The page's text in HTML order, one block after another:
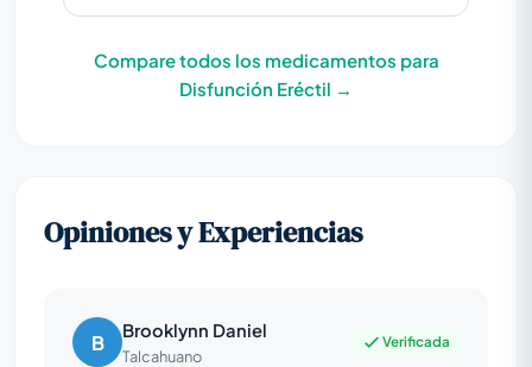
Compare todos los medicamentos para
Disfunción Eréctil →
Opiniones y Experiencias
B Brooklynn Daniel
Talcahuano
Verificada